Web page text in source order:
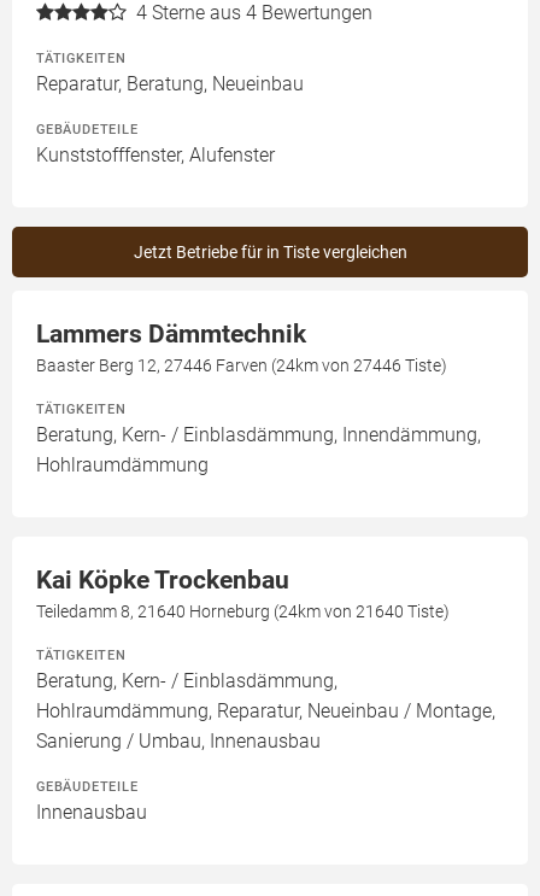
4 Sterne aus 4 Bewertungen
TÄTIGKEITEN
Reparatur, Beratung, Neueinbau
GEBÄUDETEILE
Kunststofffenster, Alufenster
Jetzt Betriebe für in Tiste vergleichen
Lammers Dämmtechnik
Baaster Berg 12, 27446 Farven (24km von 27446 Tiste)
TÄTIGKEITEN
Beratung, Kern- / Einblasdämmung, Innendämmung,
Hohlraumdämmung
Kai Köpke Trockenbau
Teiledamm 8, 21640 Horneburg (24km von 21640 Tiste)
TÄTIGKEITEN
Beratung, Kern- / Einblasdämmung,
Hohlraumdämmung, Reparatur, Neueinbau / Montage,
Sanierung / Umbau, Innenausbau
GEBÄUDETEILE
Innenausbau